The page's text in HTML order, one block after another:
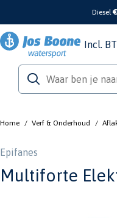
Diesel
Incl.
Home / Verf & Onderhoud /
Epifanes
Multiforte